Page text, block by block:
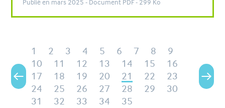
Publié en mars 2025 - Document PDF - 299 Ko
1 2 3 4 5 6 7 8
9
10
11 12 13 14 15
16
17
18 19 20 21 22
23
24
25 26 27 28 29
30
31
32 33 34 35